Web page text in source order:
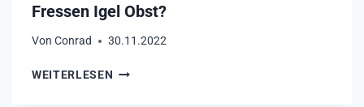
Fressen Igel Obst?
Von Conrad 30.11.2022
WEITERLESEN F